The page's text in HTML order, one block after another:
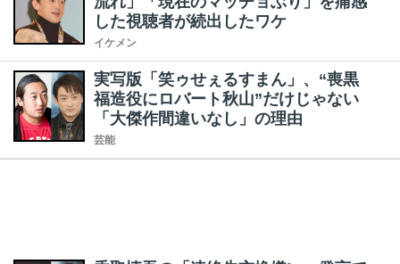
した視聴者が続出したワケ
イケメン
実写版「笑ゥせぇるすまん」、“喪黒
福造役にロバート秋山”だけじゃない
「大傑作間違いなし」の理由
芸能